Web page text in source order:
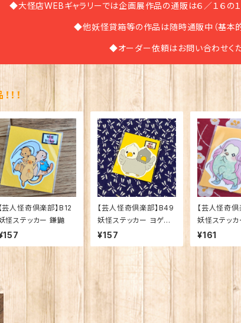
◆大怪店WEBギャラリーでは企画展作品の通販は６／１６の１
◆他妖怪貸箱等の作品は随時通販中（基本的
◆オーダー依頼はお問い合わせくだ
！
【芸人怪奇倶楽部】B12
怪ステッカー 鎌鼬
【芸人怪奇倶楽部】B49
妖怪ステッカー ヨゲン
ノトリ
¥157
【芸人怪奇
妖怪ステッカ
エ2
¥161